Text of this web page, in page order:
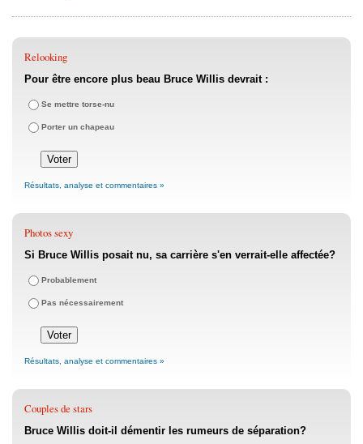
Relooking
Pour être encore plus beau Bruce Willis devrait :
Se mettre torse-nu
Porter un chapeau
Résultats, analyse et commentaires »
Photos sexy
Si Bruce Willis posait nu, sa carrière s'en verrait-elle affectée?
Probablement
Pas nécessairement
Résultats, analyse et commentaires »
Couples de stars
Bruce Willis doit-il démentir les rumeurs de séparation?